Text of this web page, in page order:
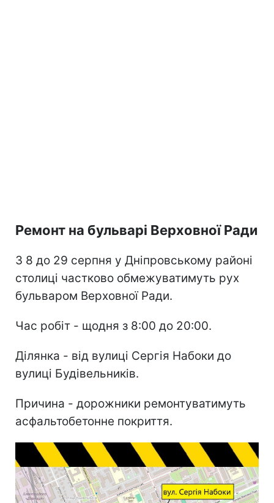
Ремонт на бульварі Верховної Ради
З 8 до 29 серпня у Дніпровському районі
столиці частково обмежуватимуть рух
бульваром Верховної Ради.
Час робіт - щодня з 8:00 до 20:00.
Ділянка - від вулиці Сергія Набоки до
вулиці Будівельників.
Причина - дорожники ремонтуватимуть
асфальтобетонне покриття.